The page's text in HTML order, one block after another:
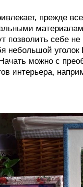
прежде
позволить себе не
небольшой уголок
можно с
интерьера,